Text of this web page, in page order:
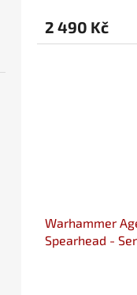
2 490 Kč
Warhammer
Spearhead -